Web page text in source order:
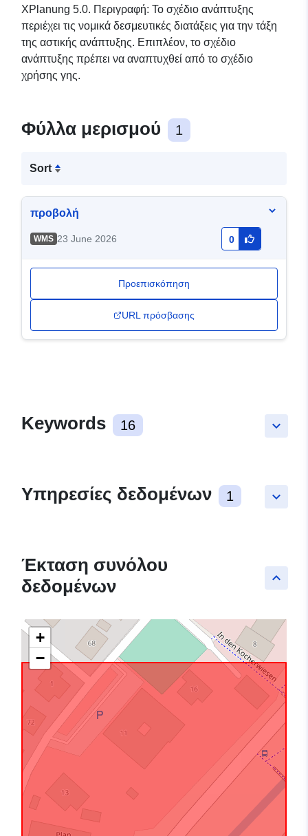
XPlanung 5.0. Περιγραφή: Το σχέδιο ανάπτυξης
περιέχει τις νομικά δεσμευτικές διατάξεις για την τάξη
της αστικής ανάπτυξης. Επιπλέον, το σχέδιο
ανάπτυξης πρέπει να αναπτυχθεί από το σχέδιο
χρήσης γης.
Φύλλα μερισμού 1
Sort
προβολή
WMS 23 June 2026 0
Προεπισκόπηση
URL πρόσβασης
keyboard_arrow_down
Keywords 16
keyboard_arrow_down
Υπηρεσίες δεδομένων 1
keyboard_arrow_up
Έκταση συνόλου
δεδομένων
+
−